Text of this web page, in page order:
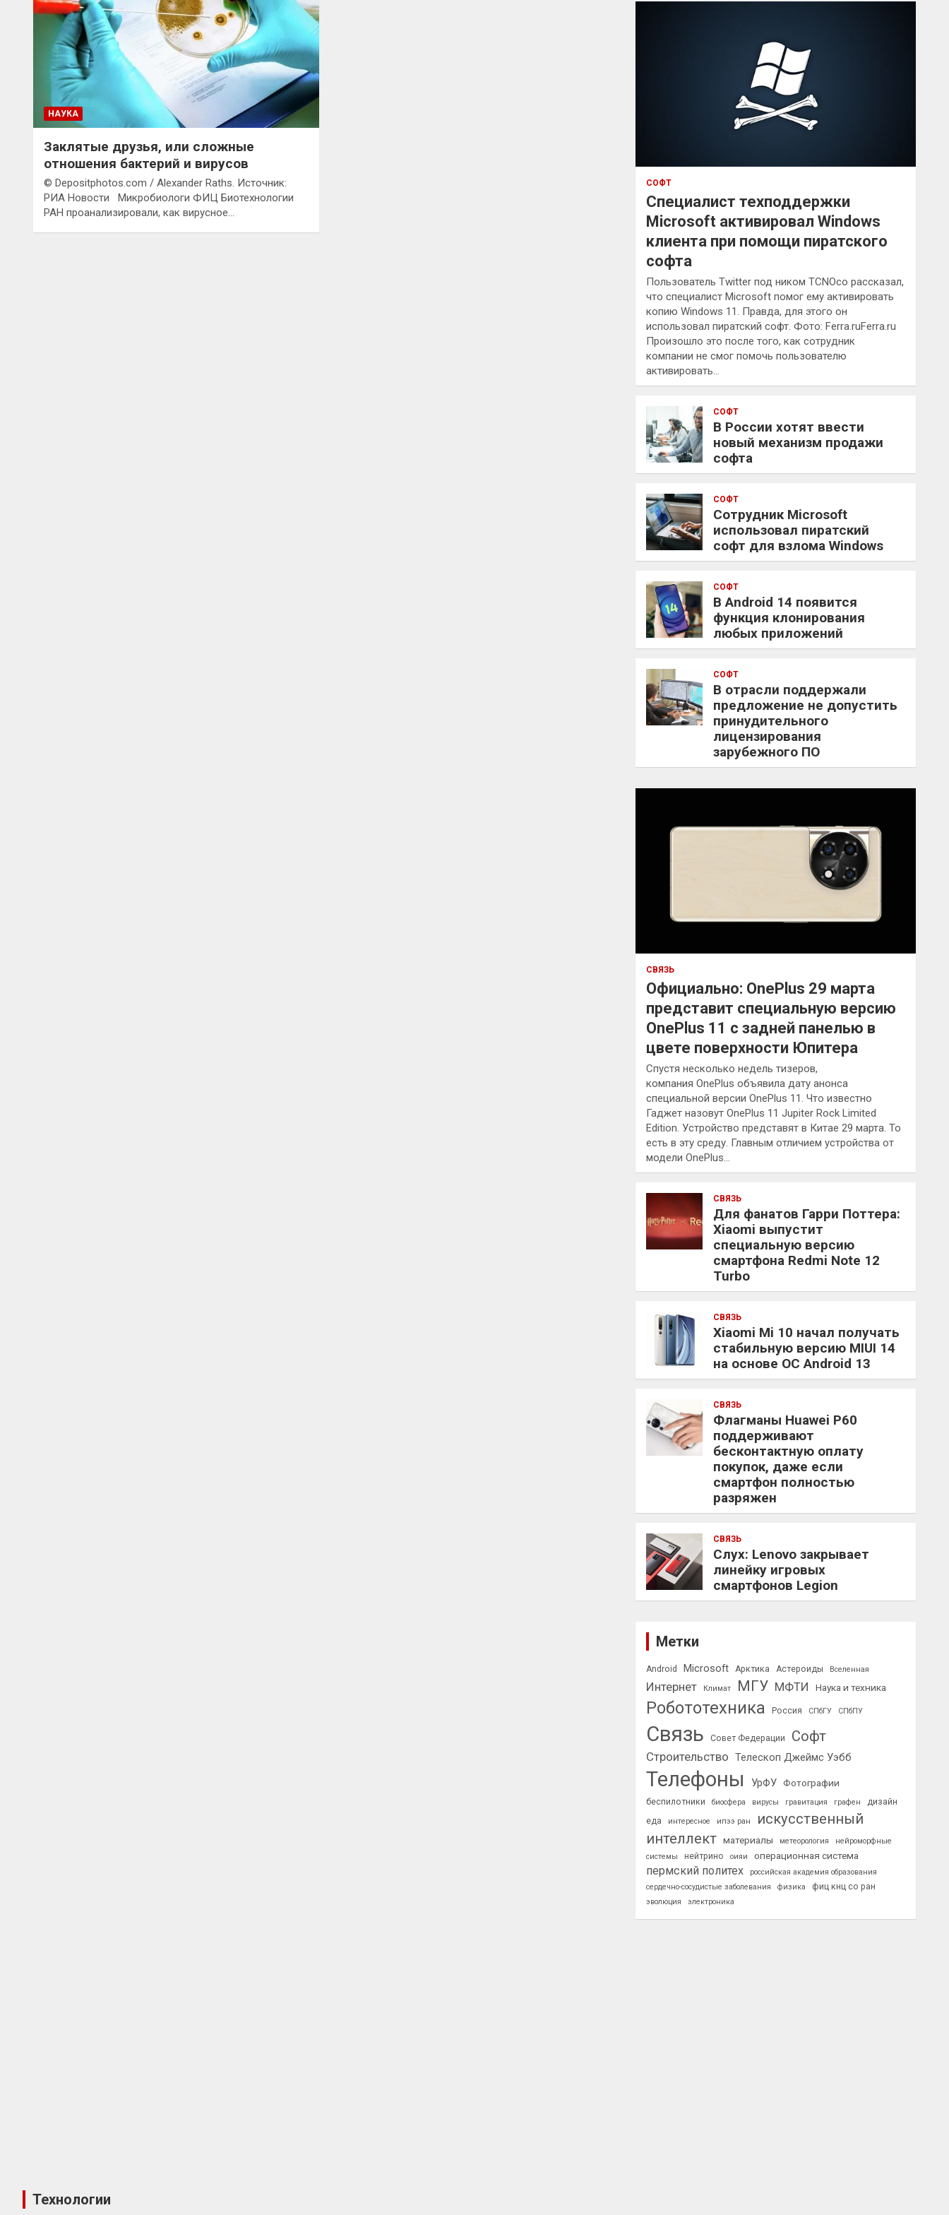
НАУКА
Заклятые друзья, или сложные
отношения бактерий и вирусов
© Depositphotos.com / Alexander Raths. Источник:
РИА Новости Микробиологи ФИЦ Биотехнологии
РАН проанализировали, как вирусное…
к
СОФТ
Специалист техподдержки
Microsoft активировал Windows
клиента при помощи пиратского
софта
Пользователь Twitter под ником TCNOco рассказал,
что специалист Microsoft помог ему активировать
копию Windows 11. Правда, для этого он
использовал пиратский софт. Фото: Ferra.ruFerra.ru
Произошло это после того, как сотрудник
компании не смог помочь пользователю
активировать…
СОФТ
В России хотят ввести
новый механизм продажи
софта
СОФТ
Сотрудник Microsoft
использовал пиратский
софт для взлома Windows
СОФТ
В Android 14 появится
функция клонирования
любых приложений
СОФТ
В отрасли поддержали
предложение не допустить
принудительного
лицензирования
зарубежного ПО
СВЯЗЬ
Официально: OnePlus 29 марта
представит специальную версию
OnePlus 11 с задней панелью в
цвете поверхности Юпитера
Спустя несколько недель тизеров,
компания OnePlus объявила дату анонса
специальной версии OnePlus 11. Что известно
Гаджет назовут OnePlus 11 Jupiter Rock Limited
Edition. Устройство представят в Китае 29 марта. То
есть в эту среду. Главным отличием устройства от
модели OnePlus…
СВЯЗЬ
Для фанатов Гарри Поттера:
Xiaomi выпустит
специальную версию
смартфона Redmi Note 12
Turbo
СВЯЗЬ
Xiaomi Mi 10 начал получать
стабильную версию MIUI 14
на основе ОС Android 13
СВЯЗЬ
Флагманы Huawei P60
поддерживают
бесконтактную оплату
покупок, даже если
смартфон полностью
разряжен
СВЯЗЬ
Слух: Lenovo закрывает
линейку игровых
смартфонов Legion
Метки
Android Microsoft Арктика Астероиды Вселенная
Интернет Климат МГУ МФТИ Наука и техника
Робототехника Россия СПбГУ СПбПУ
Связь Совет Федерации Софт
Строительство Телескоп Джеймс Уэбб
Телефоны УрФУ Фотографии
беспилотники биосфера вирусы гравитация графен
дизайн
еда
интересное ипээ ран
искусственный
интеллект материалы метеорология
нейроморфные
системы
нейтрино оияи операционная система
пермский политех
российская академия образования
сердечно-сосудистые заболевания
физика фиц кнц со ран
эволюция электроника
Технологии